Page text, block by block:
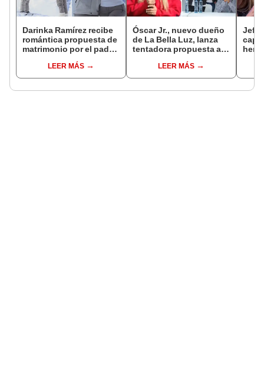
Darinka Ramírez recibe
romántica propuesta de
matrimonio por el padre
nervios, lágrimas y
muchísima felicidad"
LEER MÁS
Óscar Jr., nuevo dueño
de La Bella Luz, lanza
tentadora propuesta a
denuncia por
tocamientos: “Va a
LEER MÁS